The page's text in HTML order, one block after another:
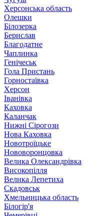
Херсонська область
Олешки
Білозерка
Берислав
Благодатне
Чаплинка
Генічеськ
Гола Пристань
Горностаївка
Херсон
Іванівка
Каховка
Каланчак
Нижні Сірогози
Нова Каховка
Новотроїцьке
Нововоронцовка
Велика Олександрівка
Високопілля
Велика Лепетиха
Скадовськ
Хмельницька область
Білогір'я